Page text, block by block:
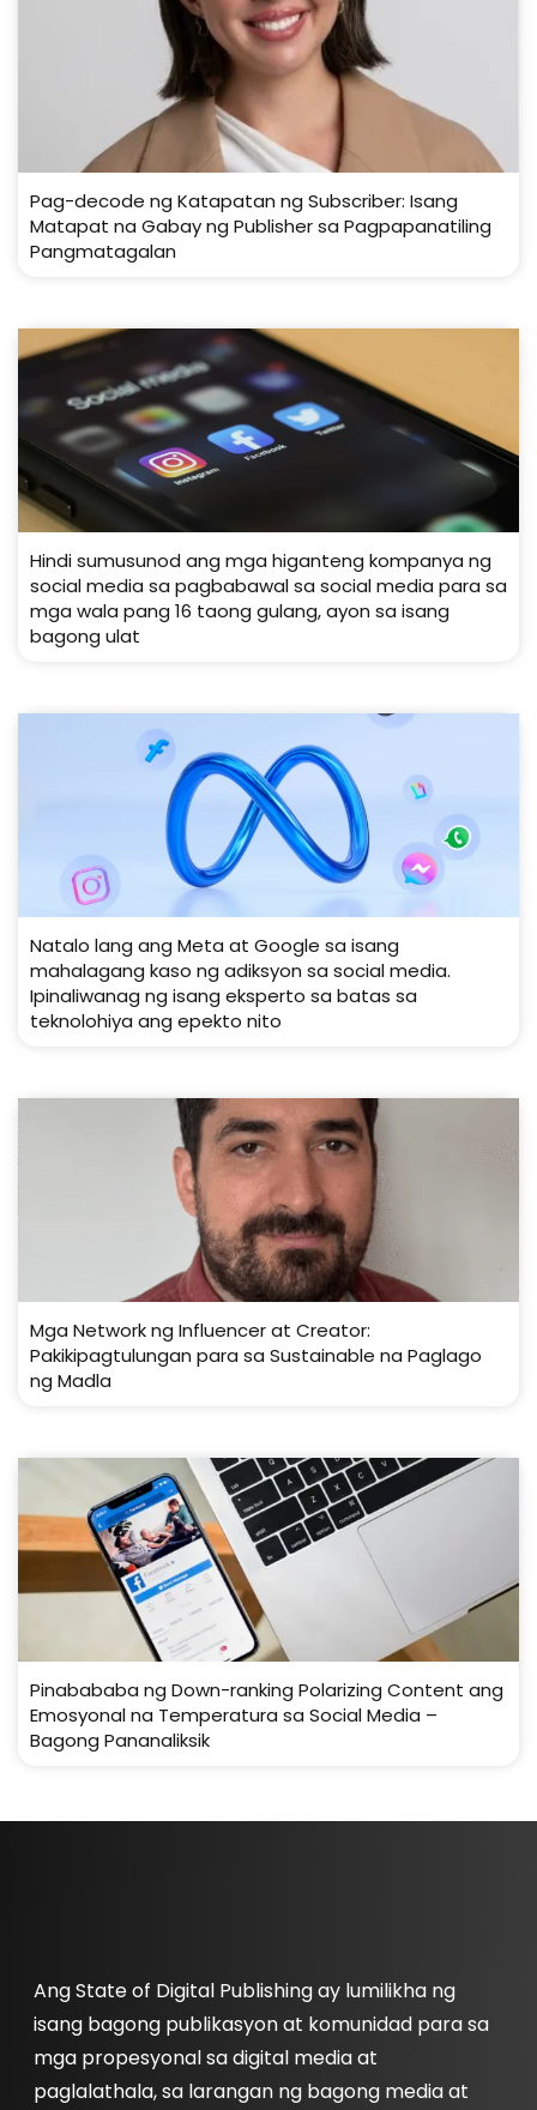
Pag-decode ng Katapatan ng Subscriber: Isang
Matapat na Gabay ng Publisher sa Pagpapanatiling
Pangmatagalan
Hindi sumusunod ang mga higanteng kompanya ng
social media sa pagbabawal sa social media para sa
mga wala pang 16 taong gulang, ayon sa isang
bagong ulat
Natalo lang ang Meta at Google sa isang
mahalagang kaso ng adiksyon sa social media.
Ipinaliwanag ng isang eksperto sa batas sa
teknolohiya ang epekto nito
Mga Network ng Influencer at Creator:
Pakikipagtulungan para sa Sustainable na Paglago
ng Madla
Pinabababa ng Down-ranking Polarizing Content ang
Emosyonal na Temperatura sa Social Media –
Bagong Pananaliksik
Ang State of Digital Publishing ay lumilikha ng
isang bagong publikasyon at komunidad para sa
mga propesyonal sa digital media at
paglalathala, sa larangan ng bagong media at